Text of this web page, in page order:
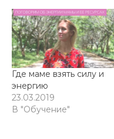
Где маме взять силу и
энергию
23.03.2019
В "Обучение"